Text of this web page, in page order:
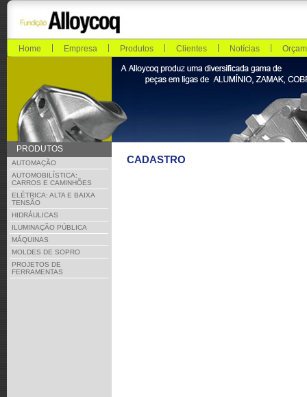
Home Empresa Produtos Clientes Notícias
PRODUTOS
AUTOMAÇÃO
AUTOMOBILÍSTICA:
CARROS E CAMINHÕES
ELÉTRICA: ALTA E BAIXA
TENSÃO
HIDRÁULICAS
ILUMINAÇÃO PÚBLICA
MÁQUINAS
MOLDES DE SOPRO
PROJETOS DE
FERRAMENTAS
CADASTRO